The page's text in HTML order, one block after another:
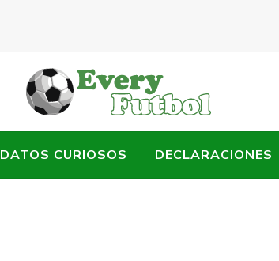
DATOS CURIOSOS DECLARACIONES